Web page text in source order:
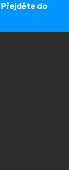
Přejděte do